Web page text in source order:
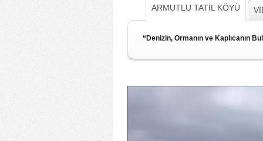
ARMUTLU TATİL KÖYÜ
“Denizin, Ormanın ve Kaplıcanın